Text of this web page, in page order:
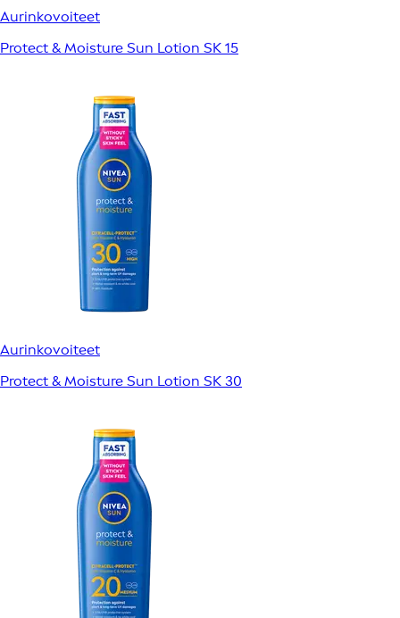
Aurinkovoiteet
Protect & Moisture Sun Lotion SK 15
Aurinkovoiteet
Protect & Moisture Sun Lotion SK 30